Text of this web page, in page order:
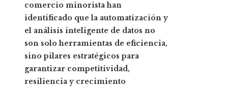
comercio minorista han
identificado que la automatización y
el análisis inteligente de datos no
son solo herramientas de eficiencia,
sino pilares estratégicos para
garantizar competitividad,
resiliencia y crecimiento